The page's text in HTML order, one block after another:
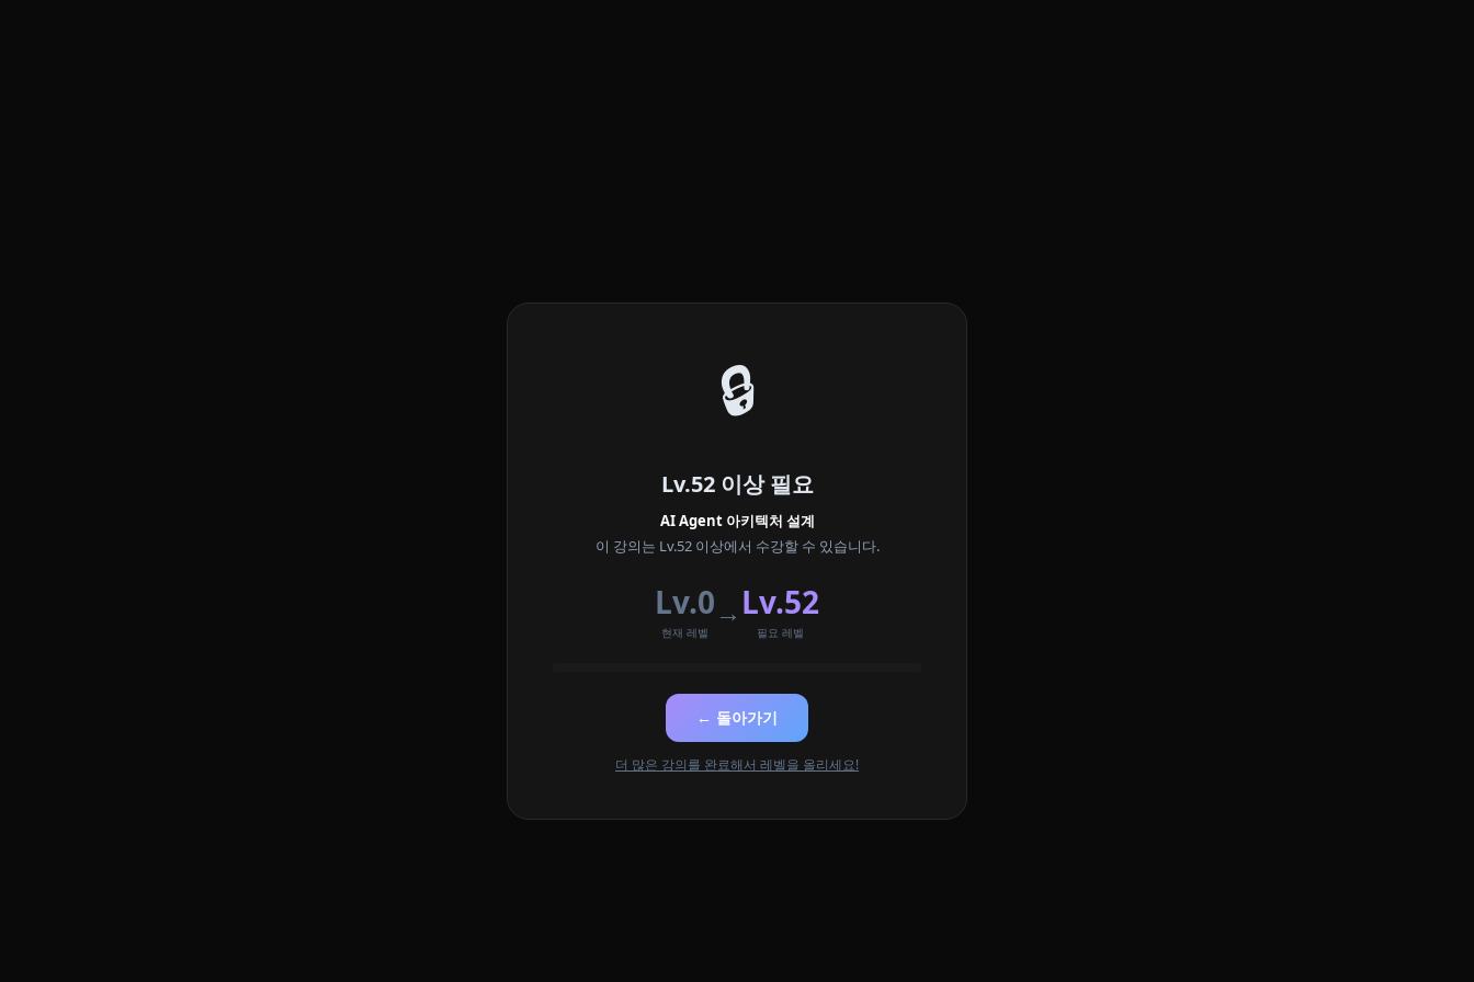
🔒
Lv.52 이상 필요
AI Agent 아키텍처 설계
이 강의는 Lv.52 이상에서 수강할 수 있습니다.
Lv.0
현재 레벨
→ Lv.52
필요 레벨
← 돌아가기
더 많은 강의를 완료해서 레벨을 올리세요!